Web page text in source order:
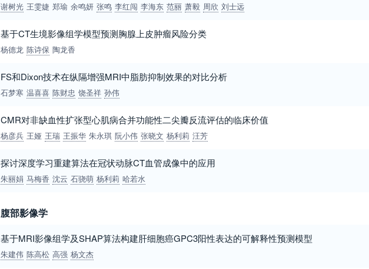
谢树光 王雯婕 郑瑜 余鸣妍 张鸣 李红闯 李海东 范丽 萧毅 周欣 刘士远
基于CT生境影像组学模型预测胸腺上皮肿瘤风险分类
杨德龙 陈诗保 陶龙香
FS和Dixon技术在纵隔增强MRI中脂肪抑制效果的对比分析
石梦寒 温喜喜 陈财忠 饶圣祥 孙伟
CMR对非缺血性扩张型心肌病合并功能性二尖瓣反流评估的临床价值
杨彦兵 王娅 王瑞 王振华 朱永琪 阮小伟 张晓文 杨利莉 汪芳
探讨深度学习重建算法在冠状动脉CT血管成像中的应用
朱丽娟 马梅香 沈云 石骁萌 杨利莉 哈若水
腹部影像学
基于MRI影像组学及SHAP算法构建肝细胞癌GPC3阳性表达的可解释性预测模型
朱建伟 陈高松 高强 杨文杰